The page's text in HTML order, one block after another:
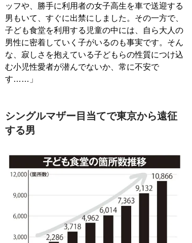
ッフや、勝手に利用者の女子高生を車で送迎する
男もいて、すぐに出禁にしました。その一方で、
子ども食堂を利用する児童の中には、自ら大人の
男性に密着していく子がいるのも事実です。そん
な、寂しさを抱えている子どもらの性質につけ込
む小児性愛者が潜んでないか、常に不安で
す……」
シングルマザー目当てで東京から遠征
する男